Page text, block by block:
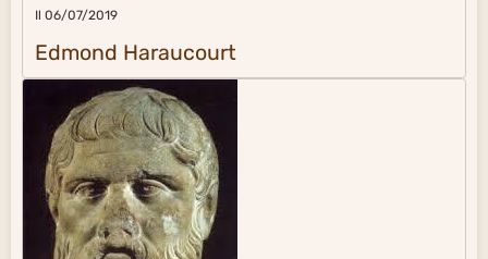
Il 06/07/2019
Edmond Haraucourt